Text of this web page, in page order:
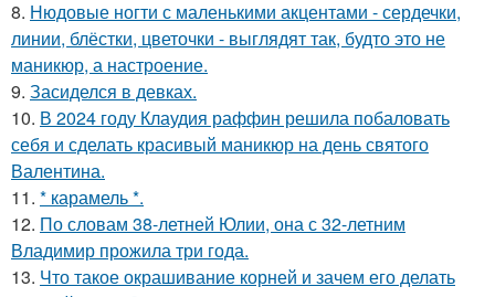
8. Нюдовые ногти с маленькими акцентами - сердечки,
линии, блёстки, цветочки - выглядят так, будто это не
маникюр, а настроение.
9. Засиделся в девках.
10. В 2024 году Клаудия раффин решила побаловать
себя и сделать красивый маникюр на день святого
Валентина.
11. * карамель *.
12. По словам 38-летней Юлии, она с 32-летним
Владимир прожила три года.
13. Что такое окрашивание корней и зачем его делать